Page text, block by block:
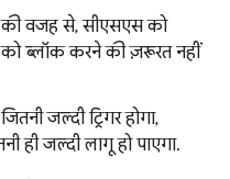
की वजह से, सीएसएस को
ब्लॉक करने की ज़रूरत नहीं
जल्दी ट्रिगर होगा,
ही जल्दी लागू हो पाएगा.